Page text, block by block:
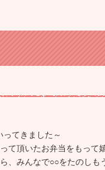
てきました～
て頂いたお弁当をもって
、みんなで○○をたのしも